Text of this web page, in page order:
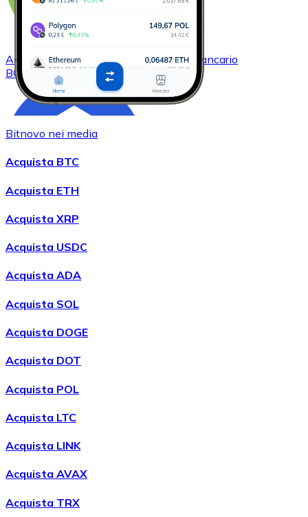
AcquistareBitcoin Cash
con bonifico bancario
BCH
AcquistareChainlink
LINK
AcquistareWrapped Bitcoin
Bitnovo nei media
Acquista BTC
Acquista ETH
Acquista XRP
Acquista USDC
Acquista ADA
Acquista SOL
Acquista DOGE
Acquista DOT
Acquista POL
Acquista LTC
Acquista LINK
Acquista AVAX
Acquista TRX